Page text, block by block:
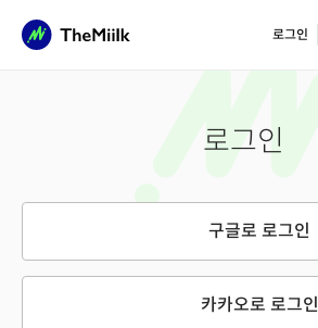
로그인
로그인
구글로 로그인
카카오로 로그인